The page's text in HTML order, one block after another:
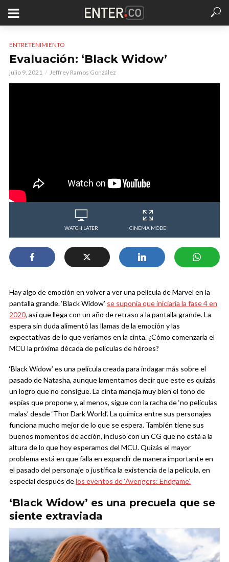
ENTRETENIMIENTO
Evaluación: ‘Black Widow’
julio 9, 2021 Jeffrey Ramos González
WATCH LATER CINEMA MODE
Hay algo de emoción en volver a ver una película de Marvel en la
pantalla grande. ‘Black Widow’ se suponía que iniciaría la fase 4 en
2020, así que llega con un año de retraso a la pantalla grande. La
espera sin duda alimentó las llamas de la emoción y las
expectativas de lo que veríamos en la cinta. ¿Cómo comenzaría el
MCU la próxima década de películas de héroes?
‘Black Widow’ es una película creada para indagar más sobre el
pasado de Natasha, aunque lamentamos decir que este es quizás
un logro que no consigue. La cinta maneja muy bien el tono de
espías que propone y, al menos, sigue con la racha de ‘no películas
malas’ desde ‘Thor Dark World’. La química entre sus personajes
funciona mucho mejor de lo que se espera. También tiene sus
buenos momentos de acción, incluso con un CG que no está a la
altura de lo que hoy esperamos del MCU. Quizás el mayor
problema está en que falla en expandir de manera importante en
el pasado del personaje o justifica la existencia de la película, en
especial después delos eventos de ‘Avengers: Endgame’.
‘Black Widow’ es una precuela que se
siente extraviada